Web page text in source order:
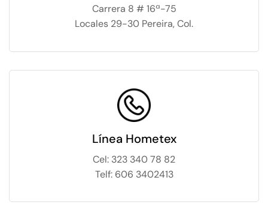
Carrera 8 # 16ª-75
Locales 29-30 Pereira, Col.
Línea Hometex
Cel: 323 340 78 82
Telf: 606 3402413